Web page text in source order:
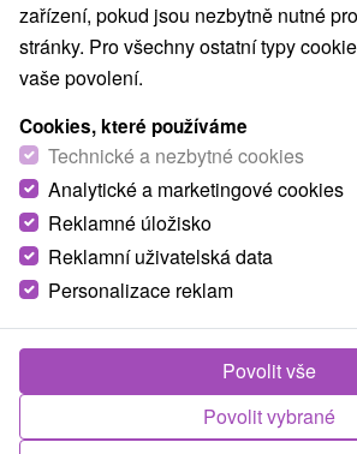
zařízení, pokud jsou nezbytně nutné
stránky. Pro všechny ostatní typy
vaše povolení.
Cookies, které používáme
Technické a nezbytné cookies
Analytické a marketingové cookies
Reklamné úložisko
Reklamní uživatelská data
Personalizace reklam
Povolit vybrané
Povolit vše